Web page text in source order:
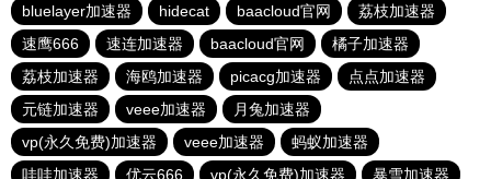
bluelayer加速器
hidecat baacloud官网
荔枝加速器
速鹰666
速连加速器 baacloud官网
橘子加速器
荔枝加速器
海鸥加速器 picacg加速器
点点加速器
元链加速器
veee加速器
月兔加速器
vp(永久免费)加速器
veee加速器
蚂蚁加速器
哇哇加速器
优云666 vp(永久免费)加速器 暴雪加速器